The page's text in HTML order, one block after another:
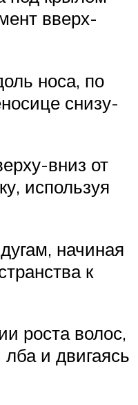
вверх-
носа, по
снизу-
вниз от
используя
начиная
к
роста волос,
и двигаясь